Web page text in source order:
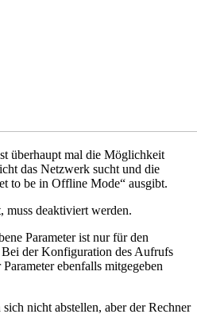
überhaupt mal die Möglichkeit
das Netzwerk sucht und die
to be in Offline Mode“ ausgibt.
muss deaktiviert werden.
Parameter ist nur für den
der Konfiguration des Aufrufs
ebenfalls mitgegeben
nicht abstellen, aber der Rechner